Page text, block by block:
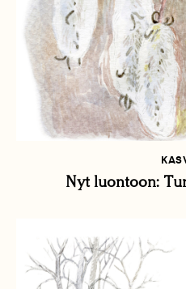
Nyt luontoon: